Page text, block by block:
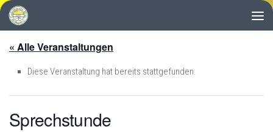
Zum Inhalt springen
« Alle Veranstaltungen
Diese Veranstaltung hat bereits stattgefunden.
Sprechstunde